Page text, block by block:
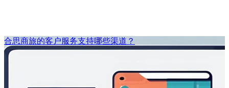
合思商旅的客户服务支持哪些渠道？